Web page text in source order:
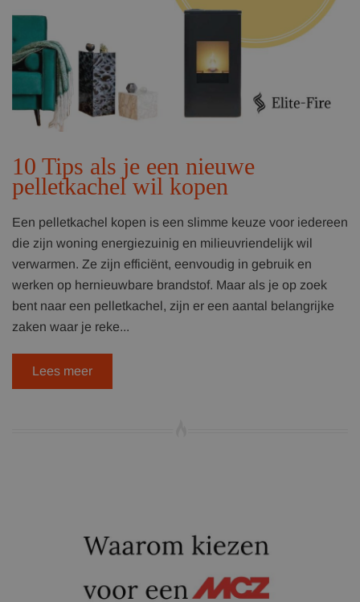
10 Tips als je een nieuwe
pelletkachel wil kopen
Een pelletkachel kopen is een slimme keuze voor iedereen
die zijn woning energiezuinig en milieuvriendelijk wil
verwarmen. Ze zijn efficiënt, eenvoudig in gebruik en
werken op hernieuwbare brandstof. Maar als je op zoek
bent naar een pelletkachel, zijn er een aantal belangrijke
zaken waar je reke...
Lees meer